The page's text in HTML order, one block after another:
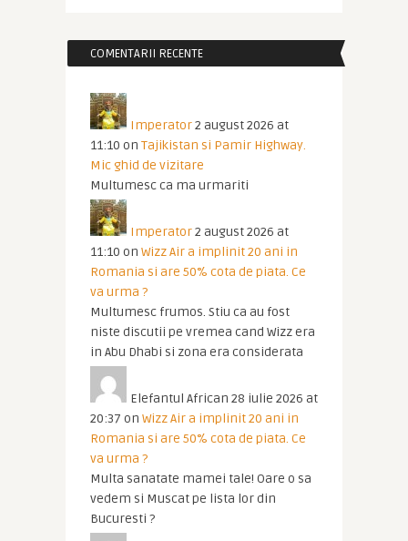
COMENTARII RECENTE
Imperator2 august 2026 at
11:10 on Tajikistan si Pamir Highway.
Mic ghid de vizitare
Multumesc ca ma urmariti
Imperator2 august 2026 at
11:10 on Wizz Air a implinit 20 ani in
Romania si are 50% cota de piata. Ce
va urma ?
Multumesc frumos. Stiu ca au fost
niste discutii pe vremea cand Wizz era
in Abu Dhabi si zona era considerata
Elefantul African 28 iulie 2026 at
20:37 on Wizz Air a implinit 20 ani in
Romania si are 50% cota de piata. Ce
va urma ?
Multa sanatate mamei tale! Oare o sa
vedem si Muscat pe lista lor din
Bucuresti ?